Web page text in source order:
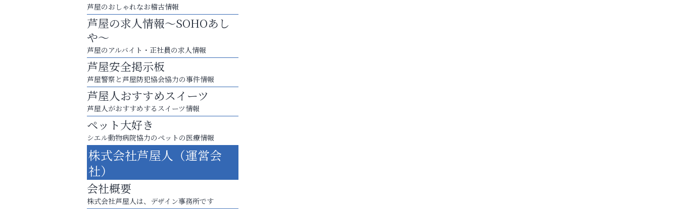
運動不足「動かない」を解消しませんか？
アテイン音楽教室
芦屋のおしゃれなお稽古情報
芦屋の求人情報～SOHOあし
や～
芦屋のアルバイト・正社員の求人情報
芦屋安全掲示板
芦屋警察と芦屋防犯協会協力の事件情報
芦屋人おすすめスイーツ
芦屋人がおすすめするスイーツ情報
ペット大好き
シエル動物病院協力のペットの医療情報
株式会社芦屋人（運営会
社）
会社概要
株式会社芦屋人は、デザイン事務所です